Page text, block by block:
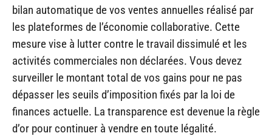
bilan automatique de vos ventes annuelles réalisé par
les plateformes de l’économie collaborative. Cette
mesure vise à lutter contre le travail dissimulé et les
activités commerciales non déclarées. Vous devez
surveiller le montant total de vos gains pour ne pas
dépasser les seuils d’imposition fixés par la loi de
finances actuelle. La transparence est devenue la règle
d’or pour continuer à vendre en toute légalité.